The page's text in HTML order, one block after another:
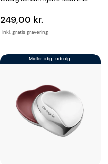
inkl. gratis gravering
249,00 kr.
Midlertidigt udsolgt